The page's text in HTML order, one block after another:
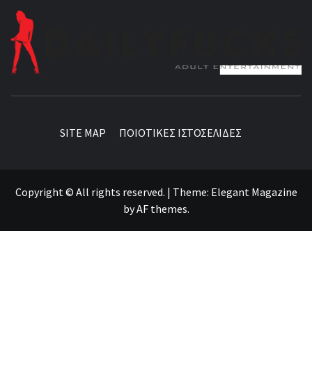
SITE MAP ΠΟΙΟΤΙΚΕΣ ΙΣΤΟΣΕΛΙΔΕΣ
Copyright © All rights reserved. | Theme: Elegant Magazine
byAF themes.